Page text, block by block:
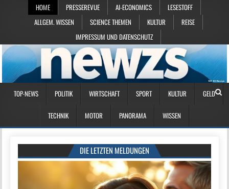
HOME PRESSEREVUE AI-ECONOMICS
LESESTOFF
ALLGEM. WISSEN
SCIENCE THEMEN KULTUR
REISE
IMPRESSUM UND DATENSCHUTZ
TOP-NEWS POLITIK WIRTSCHAFT SPORT KULTUR GELD
TECHNIK MOTOR PANORAMA WISSEN
DIE LETZTEN MELDUNGEN